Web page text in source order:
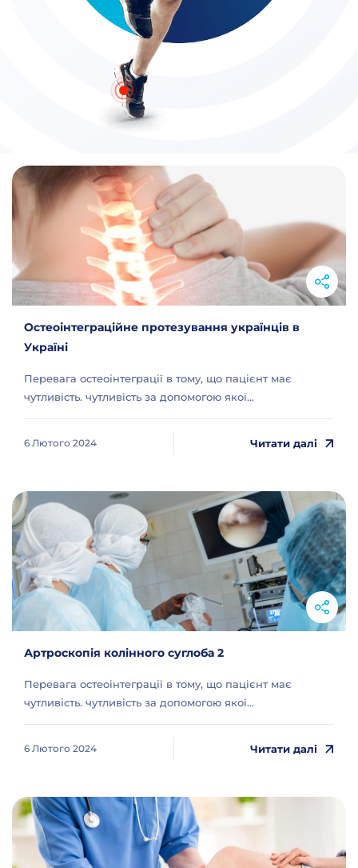
Остеоінтеграційне протезування українців в
Україні
Перевага остеоінтеграції в тому, що пацієнт має
чутливість. чутливість за допомогою якої...
6 Лютого 2024 Читати далі
Артроскопія колінного суглоба 2
Перевага остеоінтеграції в тому, що пацієнт має
чутливість. чутливість за допомогою якої...
6 Лютого 2024 Читати далі